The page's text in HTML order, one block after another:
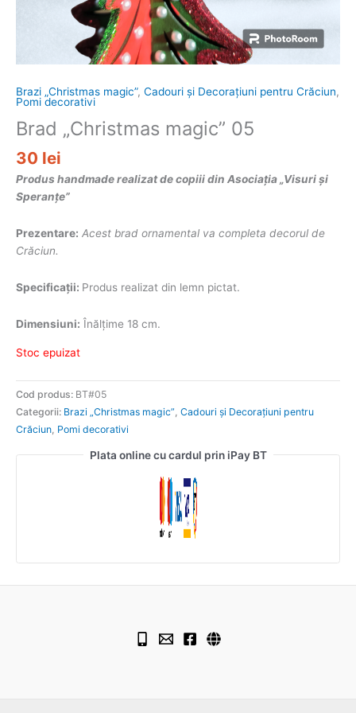
Brazi „Christmas magic”, Cadouri și Decorațiuni pentru Crăciun,
Pomi decorativi
Brad „Christmas magic” 05
30 lei
Produs handmade realizat de copiii din Asociația „Visuri și
Speranțe”
Prezentare: Acest brad ornamental va completa decorul de
Crăciun.
Specificații: Produs realizat din lemn pictat.
Dimensiuni: Înălțime 18 cm.
Stoc epuizat
Cod produs: BT#05
Categorii: Brazi „Christmas magic” Cadouri și Decorațiuni pentru
Crăciun Pomi decorativi
Plata online cu cardul prin iPay BT